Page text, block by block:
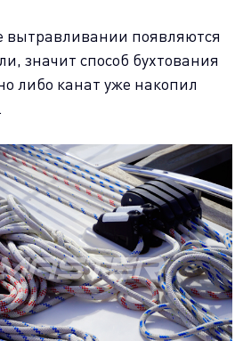
вытравливании появляются
значит способ бухтования
либо канат уже накопил